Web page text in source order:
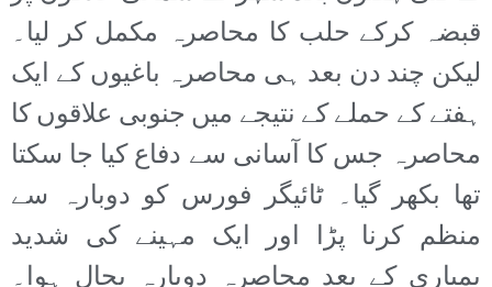
قبضہ کرکے حلب کا محاصرہ مکمل کر لیا۔
لیکن چند دن بعد ہی محاصرہ باغیوں کے ایک
ہفتے کے حملے کے نتیجے میں جنوبی علاقوں کا
محاصرہ جس کا آسانی سے دفاع کیا جا سکتا
تھا بکھر گیا۔ ٹائیگر فورس کو دوبارہ سے
منظم کرنا پڑا اور ایک مہینے کی شدید